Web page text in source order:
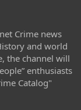
Crime news
and world
the channel will
enthusiasts
Catalog"